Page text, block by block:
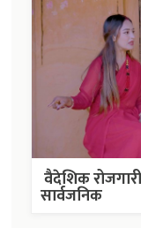
वैदेशिक
सार्वजनिक